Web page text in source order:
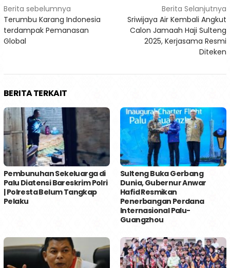
Navigasi
pos
Berita sebelumnya
Terumbu Karang Indonesia
terdampak Pemanasan
Global
Berita Selanjutnya
Sriwijaya Air Kembali Angkut
Calon Jamaah Haji Sulteng
2025, Kerjasama Resmi
Diteken
BERITA TERKAIT
Pembunuhan Sekeluarga di
Palu Diatensi Bareskrim Polri
| Polresta Belum Tangkap
Pelaku
Sulteng Buka Gerbang
Dunia, Gubernur Anwar
Hafid Resmikan
Penerbangan Perdana
Internasional Palu-
Guangzhou